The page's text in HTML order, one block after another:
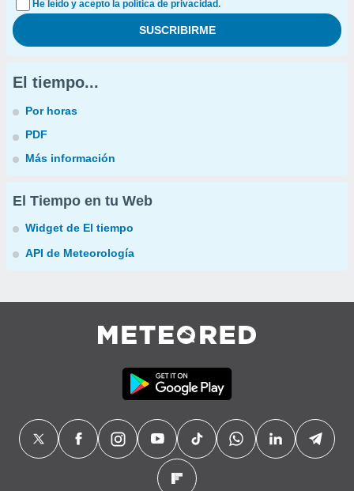
He leído y acepto la política de privacidad.
El tiempo...
Por horas
PDF
Más información
El Tiempo en tu Web
Widget de El tiempo
API de Meteorología